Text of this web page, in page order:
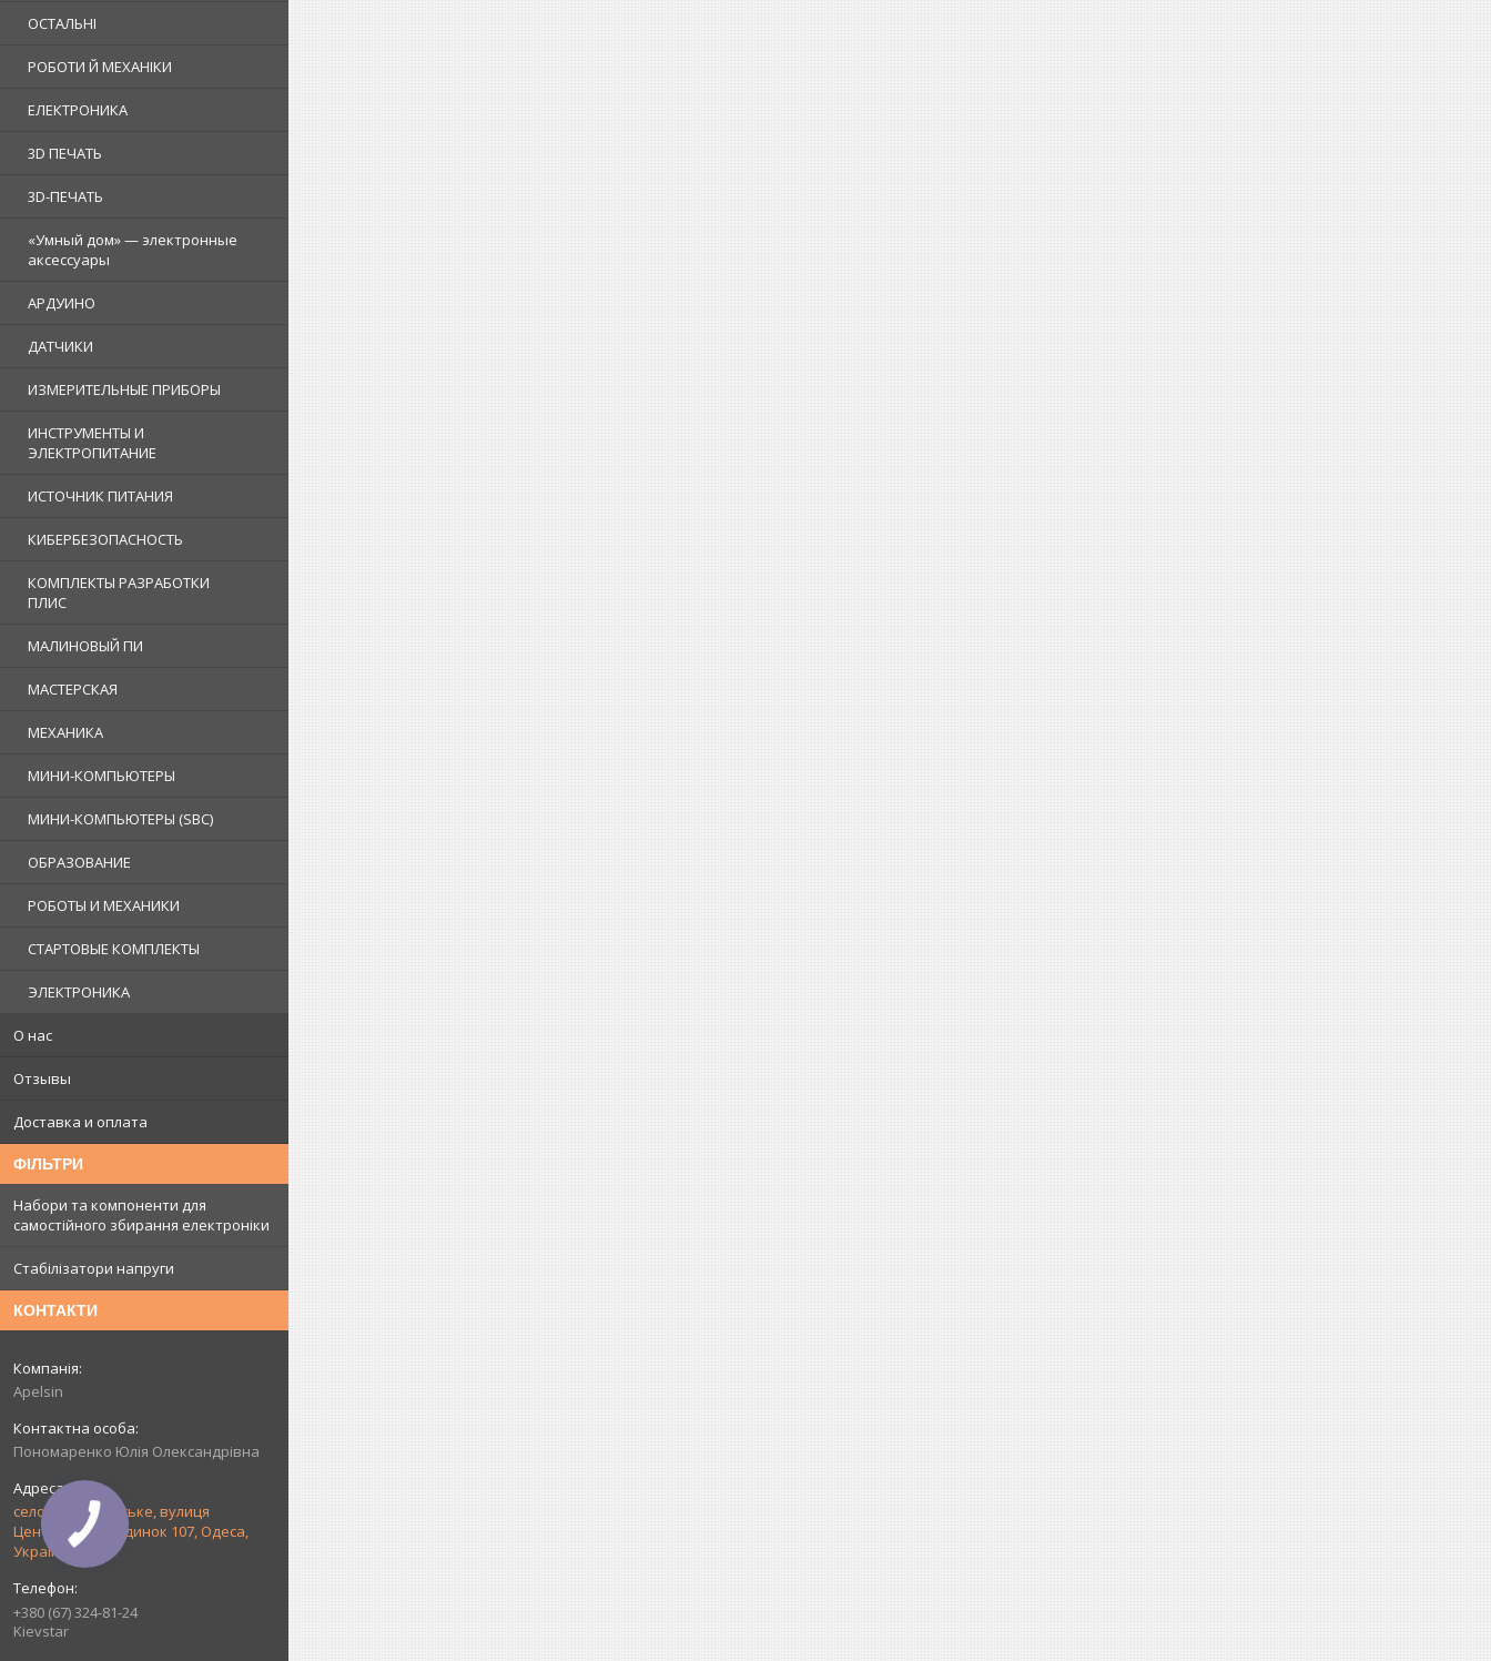
ОСТАЛЬНІ
РОБОТИ Й МЕХАНІКИ
ЕЛЕКТРОНИКА
3D ПЕЧАТЬ
3D-ПЕЧАТЬ
«Умный дом» — электронные
аксессуары
АРДУИНО
ДАТЧИКИ
ИЗМЕРИТЕЛЬНЫЕ ПРИБОРЫ
ИНСТРУМЕНТЫ И
ЭЛЕКТРОПИТАНИЕ
ИСТОЧНИК ПИТАНИЯ
КИБЕРБЕЗОПАСНОСТЬ
КОМПЛЕКТЫ РАЗРАБОТКИ
ПЛИС
МАЛИНОВЫЙ ПИ
МАСТЕРСКАЯ
МЕХАНИКА
МИНИ-КОМПЬЮТЕРЫ
МИНИ-КОМПЬЮТЕРЫ (SBC)
ОБРАЗОВАНИЕ
РОБОТЫ И МЕХАНИКИ
СТАРТОВЫЕ КОМПЛЕКТЫ
ЭЛЕКТРОНИКА
О нас
Отзывы
Доставка и оплата
ФІЛЬТРИ
Набори та компоненти для
самостійного збирання електроніки
Стабілізатори напруги
КОНТАКТИ
Apelsin
Пономаренко Юлія Олександрівна
село Прилиманське, вулиця
Центральна, будинок 107, Одеса,
Україна
+380 (67) 324-81-24
Kievstar